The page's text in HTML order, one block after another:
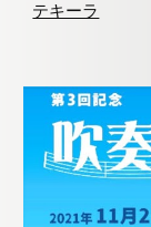
テキーラ